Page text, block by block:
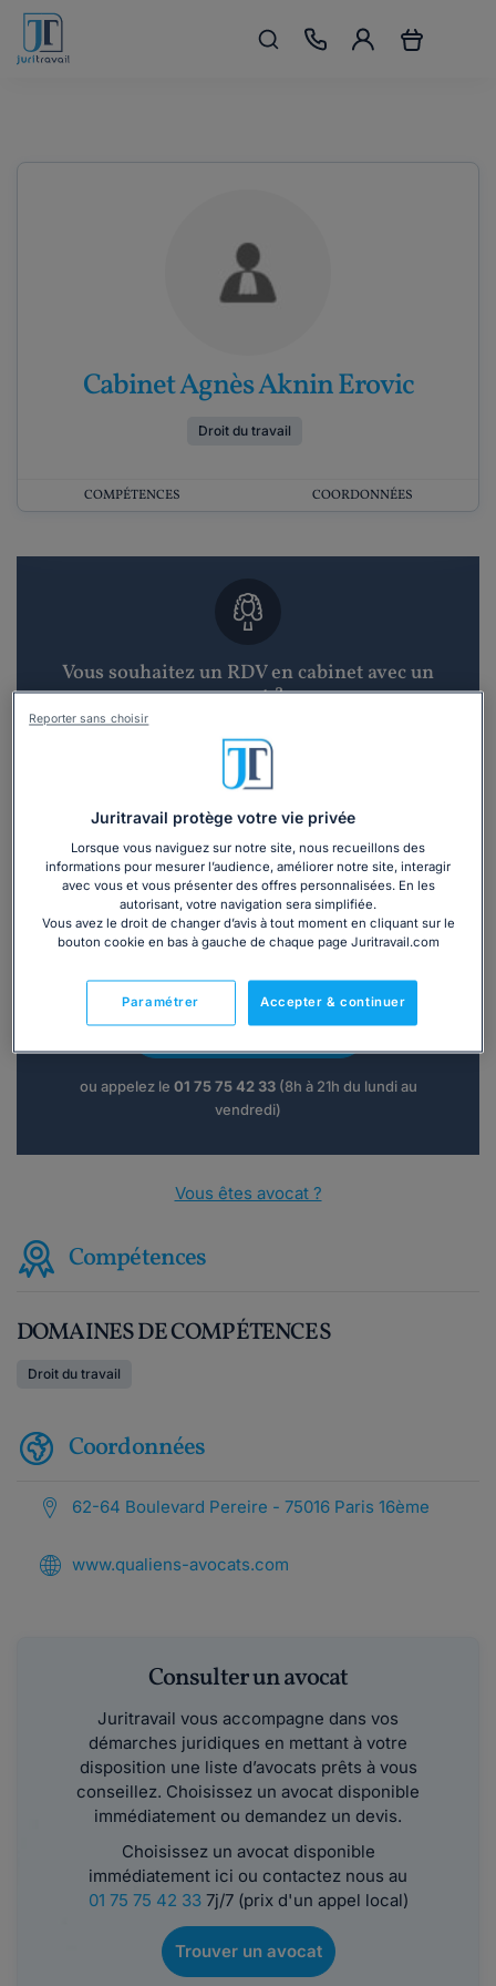
Cabinet Agnès Aknin Erovic
Droit du travail
COMPÉTENCES COORDONNÉES
Vous souhaitez un RDV en cabinet avec un
avocat ?
Recevoir des devis d'avocats
Vous souhaitez une consultation par
téléphone ?
Consulter immédiatement
ou appelez le 01 75 75 42 33(8h à 21h du lundi au
vendredi)
Vous êtes avocat ?
Compétences
DOMAINES DE COMPÉTENCES
Droit du travail
Coordonnées
62-64 Boulevard Pereire - 75016 Paris 16ème
www.qualiens-avocats.com
Consulter un avocat
Juritravail vous accompagne dans vos
démarches juridiques en mettant à votre
disposition une liste d’avocats prêts à vous
conseillez. Choisissez un avocat disponible
immédiatement ou demandez un devis.
Choisissez un avocat disponible
immédiatement ici ou contactez nous au
01 75 75 42 337j/7 (prix d'un appel local)
Trouver un avocat
Juritravail protège votre vie privée
Lorsque vous naviguez sur notre site, nous recueillons des
informations pour mesurer l’audience, améliorer notre site, interagir
avec vous et vous présenter des offres personnalisées. En les
autorisant, votre navigation sera simplifiée.
Vous avez le droit de changer d’avis à tout moment en cliquant sur le
bouton cookie en bas à gauche de chaque page Juritravail.com
Accepter & continuer
Paramétrer
Reporter sans choisir